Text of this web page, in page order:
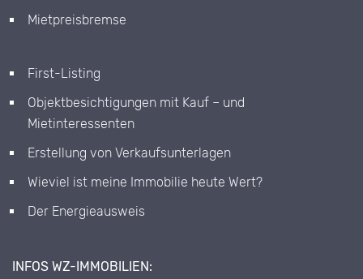
Mietpreisbremse
First-Listing
Objektbesichtigungen mit Kauf – und
Mietinteressenten
Erstellung von Verkaufsunterlagen
Wieviel ist meine Immobilie heute Wert?
Der Energieausweis
INFOS WZ-IMMOBILIEN: